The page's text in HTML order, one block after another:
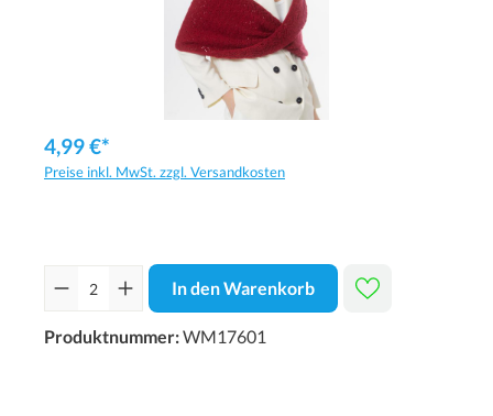
4,99 €*
Preise inkl. MwSt. zzgl. Versandkosten
In den Warenkorb
Produktnummer:WM17601